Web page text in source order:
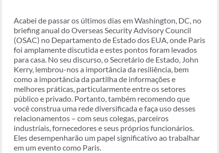
Acabei de passar os últimos dias em Washington, DC, no
briefing anual do Overseas Security Advisory Council
(OSAC) no Departamento de Estado dos EUA, onde Paris
foi amplamente discutida e estes pontos foram levados
para casa. No seu discurso, o Secretário de Estado, John
Kerry, lembrou-nos a importância da resiliência, bem
como a importância da partilha de informações e
melhores práticas, particularmente entre os setores
público e privado. Portanto, também recomendo que
você construa uma rede diversificada e faça uso desses
relacionamentos – com seus colegas, parceiros
industriais, fornecedores e seus próprios funcionários.
Eles desempenharão um papel significativo ao trabalhar
em um evento como Paris.